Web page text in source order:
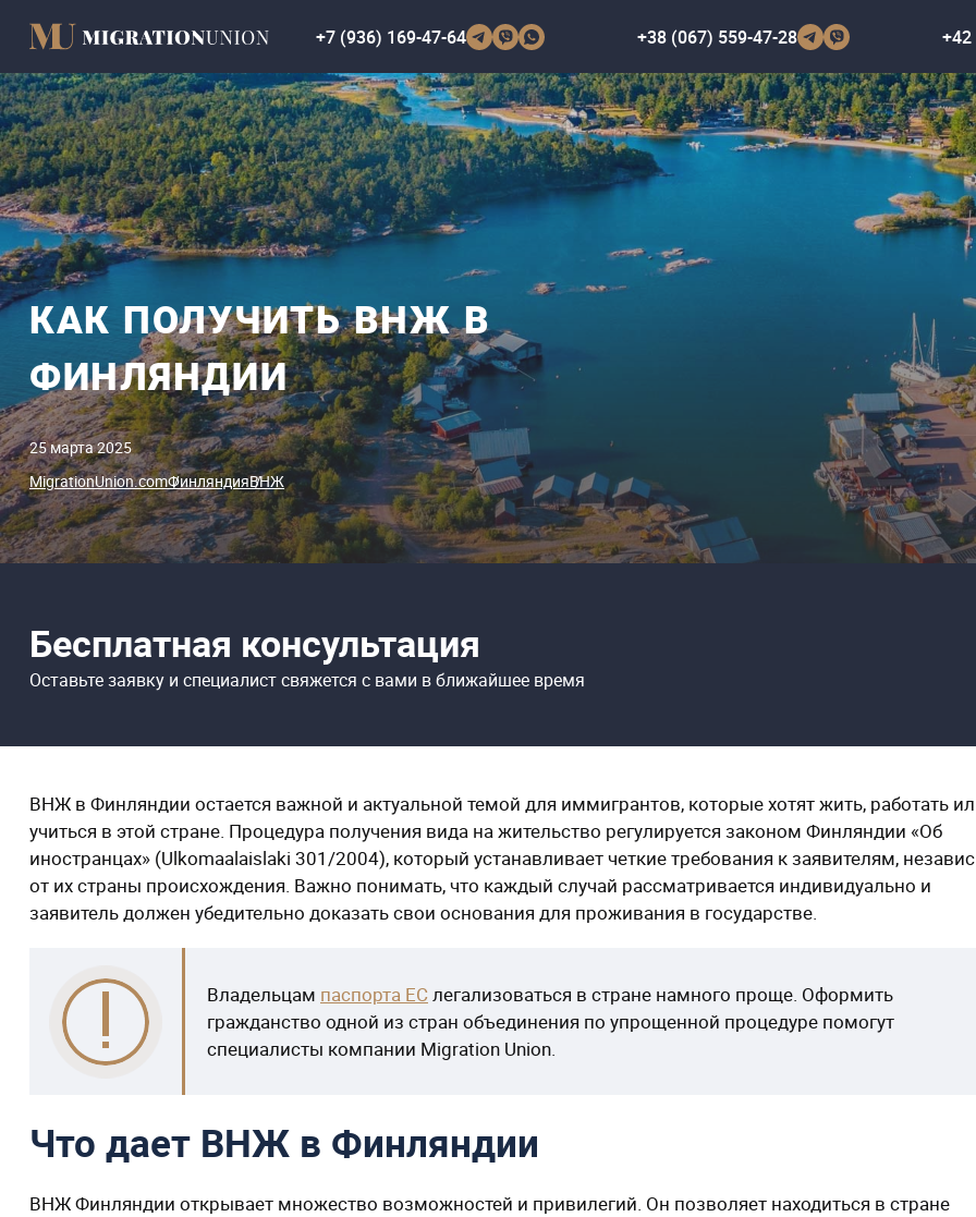
+7 (936) 169-47-64 +38 (067) 559-47-28
КАК ПОЛУЧИТЬ ВНЖ В
ФИНЛЯНДИИ
25 марта 2025
MigrationUnion.comФинляндияВНЖ
Бесплатная консультация
Оставьте заявку и специалист свяжется с вами в ближайшее время
ВНЖ в Финляндии остается важной и актуальной темой для иммигрантов, которые хотят жить, работать
учиться в этой стране. Процедура получения вида на жительство регулируется законом Финляндии «Об
иностранцах» (Ulkomaalaislaki 301/2004), который устанавливает четкие требования к заявителям,
от их страны происхождения. Важно понимать, что каждый случай рассматривается индивидуально и
заявитель должен убедительно доказать свои основания для проживания в государстве.
Владельцам паспорта ЕСлегализоваться в стране намного проще. Оформить
гражданство одной из стран объединения по упрощенной процедуре помогут
специалисты компании Migration Union.
Что дает ВНЖ в Финляндии
ВНЖ Финляндии открывает множество возможностей и привилегий. Он позволяет находиться в стране